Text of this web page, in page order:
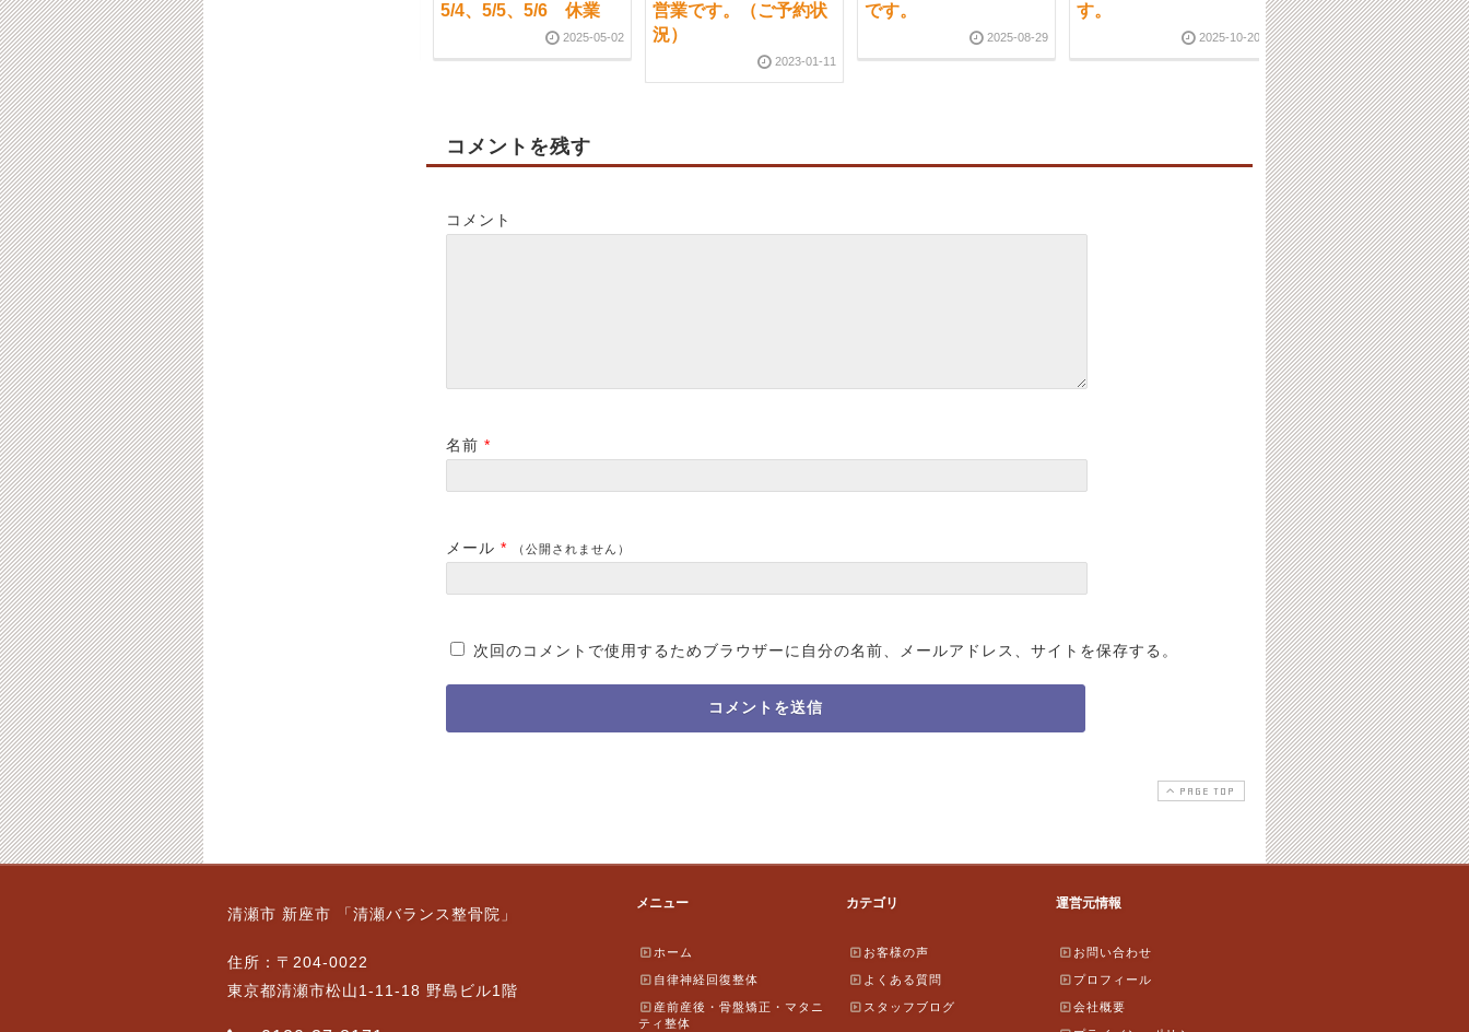
営業です。
2023-05-12
5/4、5/5、5/6 休業
2025-05-02
営業です。（ご予約状
況）
2023-01-11
です。
2025-08-29
す。
2025-10-20
休業になります。
2025-02-
10/20（月）通常営業で
す。
2025-10-20
コメントを残す
コメント
名前 *
メール * （公開されません）
次回のコメントで使用するためブラウザーに自分の名前、メールアドレス、サイトを保存する。
PAGE TOP
清瀬市 新座市 「清瀬バランス整骨院」
住所：〒204-0022
東京都清瀬市松山1-11-18 野島ビル1階
メニュー
ホーム
自律神経回復整体
産前産後・骨盤矯正・マタニ
ティ整体
カテゴリ
お客様の声
よくある質問
スタッフブログ
運営元情報
お問い合わせ
プロフィール
会社概要